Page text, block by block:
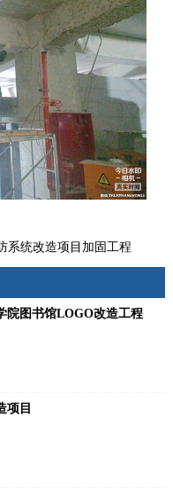
系统改造项目加固工程
院图书馆LOGO改造工程
项目